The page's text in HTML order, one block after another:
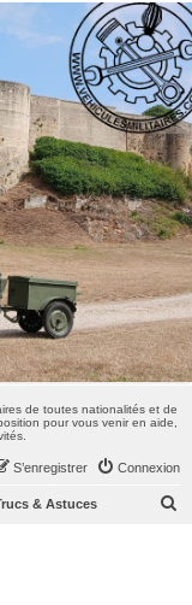
de toutes nationalités et de
pour vous venir en aide,
de toutes nationalités et de
pour vous venir en aide,
Connexion
S’enregistrer
& Astuces